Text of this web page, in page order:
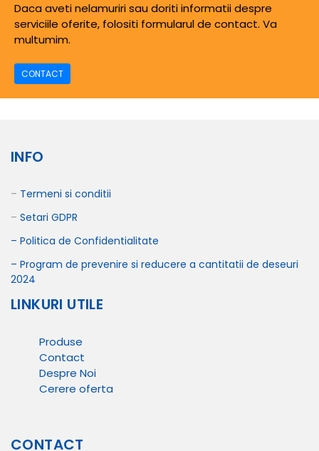
Daca aveti nelamuriri sau doriti informatii despre
serviciile oferite, folositi formularul de contact. Va
multumim.
CONTACT
INFO
– Termeni si conditii
– Setari GDPR
– Politica de Confidentialitate
– Program de prevenire si reducere a cantitatii de deseuri
2024
LINKURI UTILE
Produse
Contact
Despre Noi
Cerere oferta
CONTACT